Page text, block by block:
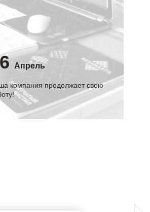
Апрель
компания продолжает свою